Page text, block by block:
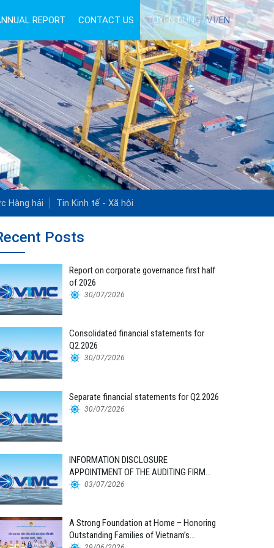
REPORT CONTACT US TUYỂN DỤNG VI/EN
Hàng hải Tin Kinh tế - Xã hội
Posts
Report on corporate governance first half
of 2026
30/07/2026
Consolidated financial statements for
Q2.2026
30/07/2026
Separate financial statements for Q2.2026
30/07/2026
INFORMATION DISCLOSURE
APPOINTMENT OF THE AUDITING FIRM
FOR THE 2026 FINANCIAL STATEMENTS
03/07/2026
A Strong Foundation at Home – Honoring
Outstanding Families of Vietnam’s